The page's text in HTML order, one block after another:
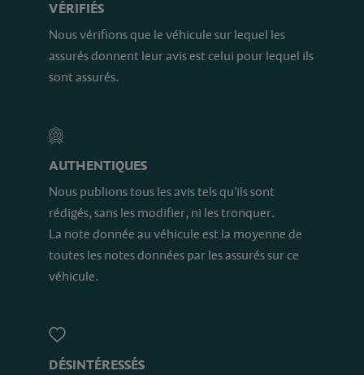
VÉRIFIÉS
Nous vérifions que le véhicule sur lequel les
assurés donnent leur avis est celui pour lequel ils
sont assurés.
AUTHENTIQUES
Nous publions tous les avis tels qu’ils sont
rédigés, sans les modifier, ni les tronquer.
La note donnée au véhicule est la moyenne de
toutes les notes données par les assurés sur ce
véhicule.
DÉSINTÉRESSÉS